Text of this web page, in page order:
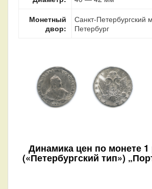
Монетный
двор:
Санкт-Петербургский
Петербург
Динамика цен по монете
(«Петербургский тип»)